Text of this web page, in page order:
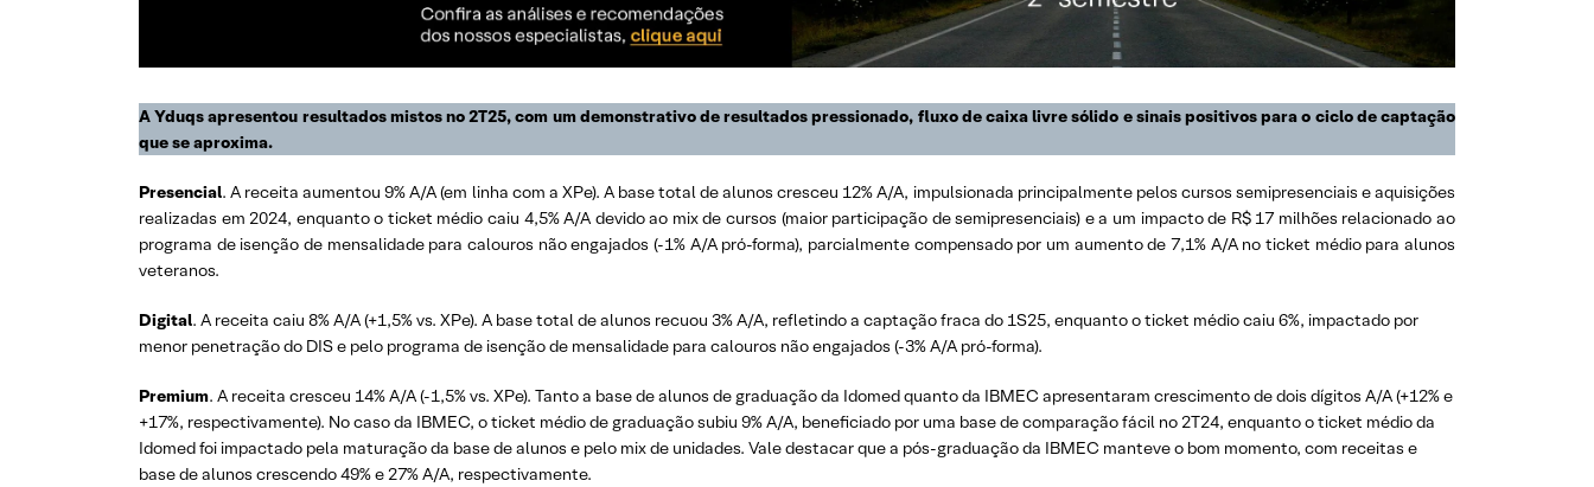
A Yduqs apresentou resultados mistos no 2T25, com um demonstrativo de resultados pressionado, fluxo de caixa livre sólido e sinais positivos para o ciclo de captação
que se aproxima.
Presencial. A receita aumentou 9% A/A (em linha com a XPe). A base total de alunos cresceu 12% A/A, impulsionada principalmente pelos cursos semipresenciais e aquisições
realizadas em 2024, enquanto o ticket médio caiu 4,5% A/A devido ao mix de cursos (maior participação de semipresenciais) e a um impacto de R$ 17 milhões relacionado ao
programa de isenção de mensalidade para calouros não engajados (-1% A/A pró-forma), parcialmente compensado por um aumento de 7,1% A/A no ticket médio para alunos
veteranos.
Digital. A receita caiu 8% A/A (+1,5% vs. XPe). A base total de alunos recuou 3% A/A, refletindo a captação fraca do 1S25, enquanto o ticket médio caiu 6%, impactado por
menor penetração do DIS e pelo programa de isenção de mensalidade para calouros não engajados (-3% A/A pró-forma).
Premium. A receita cresceu 14% A/A (-1,5% vs. XPe). Tanto a base de alunos de graduação da Idomed quanto da IBMEC apresentaram crescimento de dois dígitos A/A (+12% e
+17%, respectivamente). No caso da IBMEC, o ticket médio de graduação subiu 9% A/A, beneficiado por uma base de comparação fácil no 2T24, enquanto o ticket médio da
Idomed foi impactado pela maturação da base de alunos e pelo mix de unidades. Vale destacar que a pós-graduação da IBMEC manteve o bom momento, com receitas e
base de alunos crescendo 49% e 27% A/A, respectivamente.